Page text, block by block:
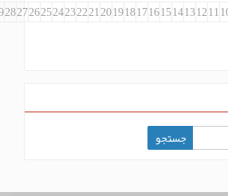
14
15
16
17
18
19
20
21
22
23
24
25
26
27
28
29
30
31